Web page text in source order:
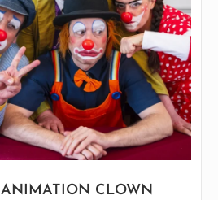
ANIMATION CLOWN